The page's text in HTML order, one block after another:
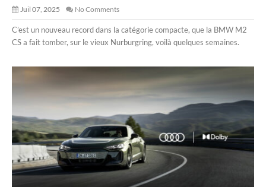
Juil 07, 2025 No Comments
C’est un nouveau record dans la catégorie compacte, que la BMW M2
CS a fait tomber, sur le vieux Nurburgring, voilà quelques semaines.